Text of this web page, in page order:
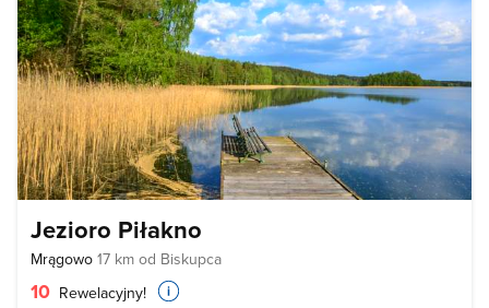
Jezioro Piłakno
Mrągowo 17 km od Biskupca
10 Rewelacyjny!